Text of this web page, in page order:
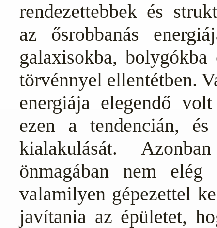
rendezettebbek és
az ősrobbanás
galaxisokba,
törvénnyel ellentétben.
energiája elegendő
ezen a tendencián,
kialakulását.
önmagában nem
valamilyen gépezettel
javítania az épületet,